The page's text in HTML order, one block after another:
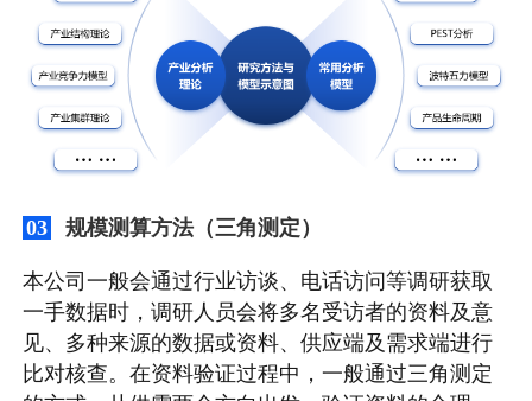
03 规模测算方法（三角测定）
本公司一般会通过行业访谈、电话访问等调研获取
一手数据时，调研人员会将多名受访者的资料及意
见、多种来源的数据或资料、供应端及需求端进行
比对核查。在资料验证过程中，一般通过三角测定